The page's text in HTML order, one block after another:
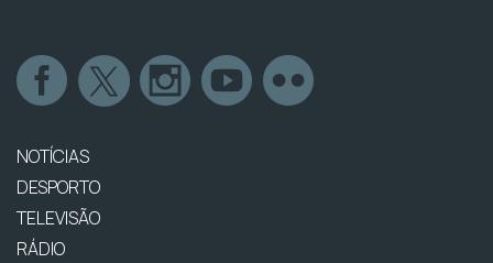
NOTÍCIAS
DESPORTO
TELEVISÃO
RÁDIO